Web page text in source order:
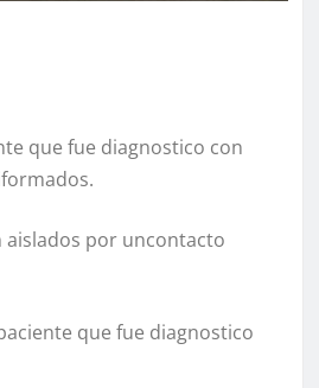
que fue diagnostico con
aislados por uncontacto
que fue diagnostico